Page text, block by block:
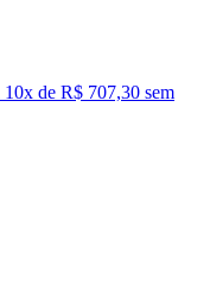
10x de R$ 707,30 sem